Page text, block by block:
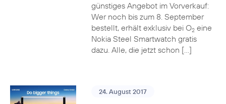
günstiges Angebot im Vorverkauf:
Wer noch bis zum 8. September
bestellt, erhält exklusiv bei O2eine
Nokia Steel Smartwatch gratis
dazu. Alle, die jetzt schon […]
24. August 2017